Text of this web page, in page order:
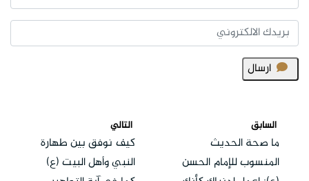
ارسال
السابق
ما صحة الحديث
المنسوب للإمام الحسن
التالي
كيف نوفق بين طهارة
النبي وأهل البيت (ع)